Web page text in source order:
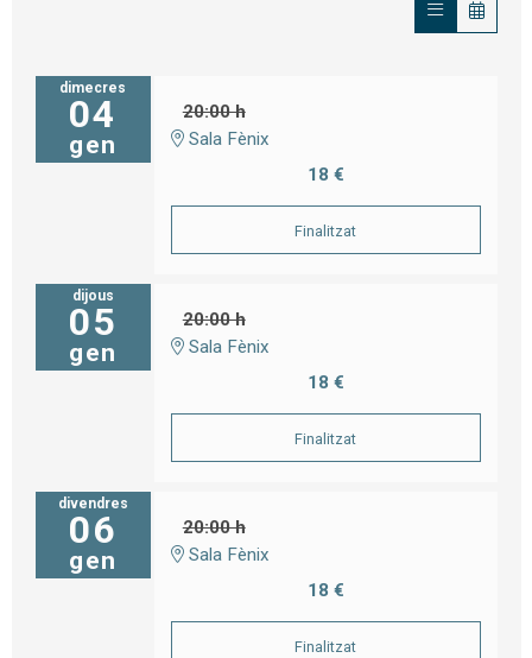
dimecres
04
gen
20:00 h
Sala Fènix
18 €
Finalitzat
dijous
05
gen
20:00 h
Sala Fènix
18 €
Finalitzat
divendres
06
gen
20:00 h
Sala Fènix
18 €
Finalitzat